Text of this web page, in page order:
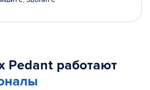
Pedant работают